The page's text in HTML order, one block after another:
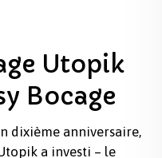
Utopik
Bocage
dixième anniversaire,
a investi – le